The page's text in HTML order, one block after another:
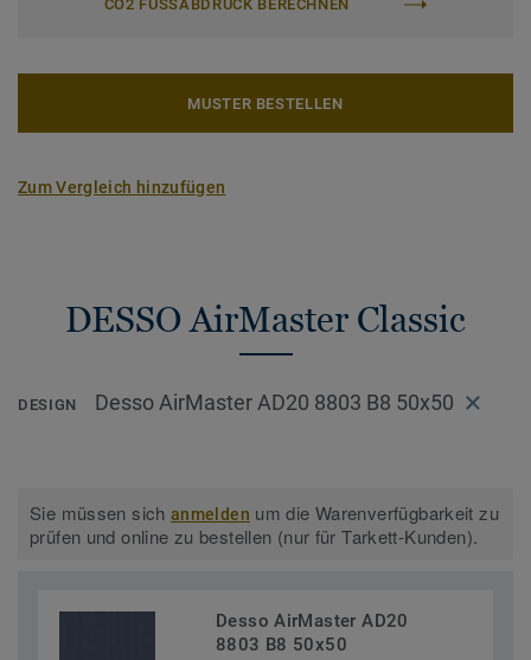
CO2 FUSSABDRUCK BERECHNEN
MUSTER BESTELLEN
Zum Vergleich hinzufügen
DESSO AirMaster Classic
DESIGN Desso AirMaster AD20 8803 B8 50x50
Sie müssen sichanmelden um die Warenverfügbarkeit zu
prüfen und online zu bestellen (nur für Tarkett-Kunden).
Desso AirMaster AD20
8803 B8 50x50